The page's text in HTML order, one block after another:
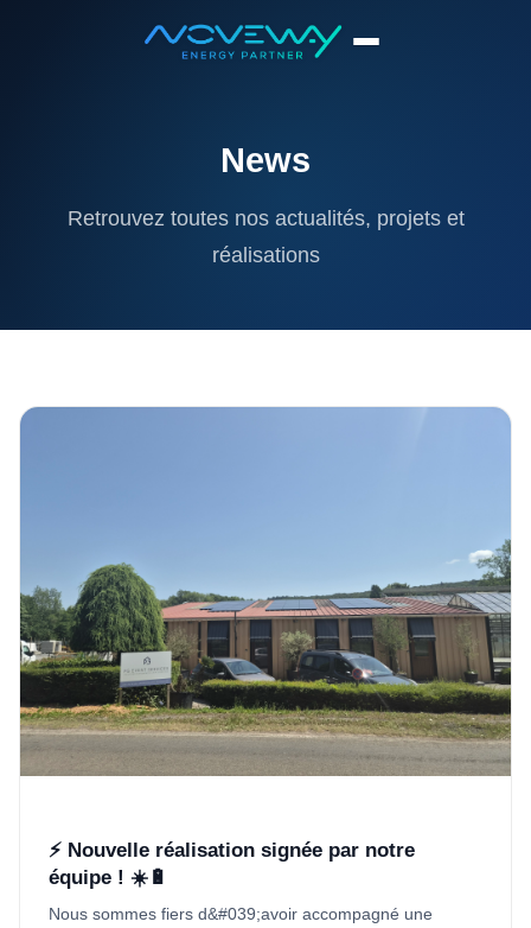
News
Retrouvez toutes nos actualités, projets et
réalisations
⚡ Nouvelle réalisation signée par notre
équipe ! ☀️🔋
Nous sommes fiers d&#039;avoir accompagné une